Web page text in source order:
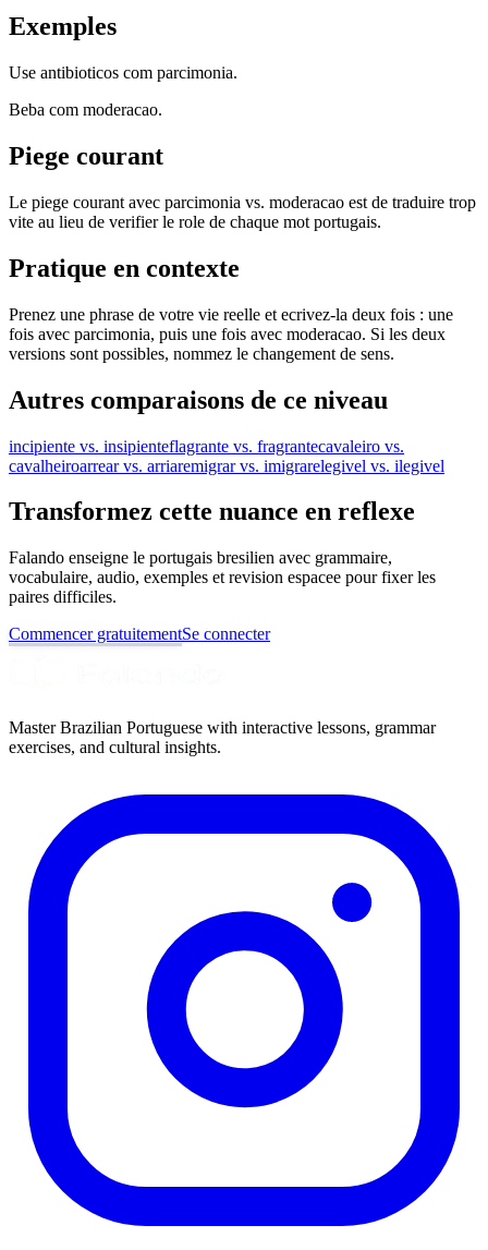
Exemples
Use antibioticos com parcimonia.
Beba com moderacao.
Piege courant
Le piege courant avec parcimonia vs. moderacao est de traduire trop
vite au lieu de verifier le role de chaque mot portugais.
Pratique en contexte
Prenez une phrase de votre vie reelle et ecrivez-la deux fois : une
fois avec parcimonia, puis une fois avec moderacao. Si les deux
versions sont possibles, nommez le changement de sens.
Autres comparaisons de ce niveau
incipiente vs. insipienteflagrante vs. fragrantecavaleiro vs.
cavalheiroarrear vs. arriaremigrar vs. imigrarelegivel vs. ilegivel
Transformez cette nuance en reflexe
Falando enseigne le portugais bresilien avec grammaire,
vocabulaire, audio, exemples et revision espacee pour fixer les
paires difficiles.
Commencer gratuitementSe connecter
Master Brazilian Portuguese with interactive lessons, grammar
exercises, and cultural insights.